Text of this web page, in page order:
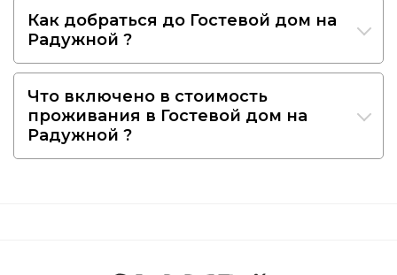
Как добраться до Гостевой дом на
Радужной ?
Что включено в стоимость
проживания в Гостевой дом на
Радужной ?